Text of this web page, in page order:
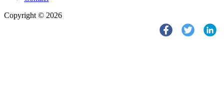
Copyright © 2026